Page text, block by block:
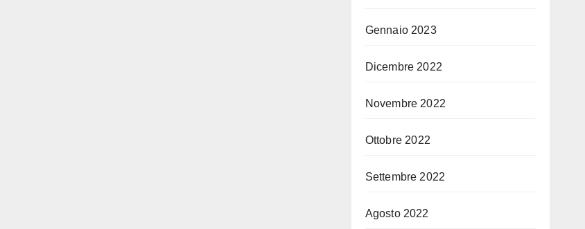
Gennaio 2023
Dicembre 2022
Novembre 2022
Ottobre 2022
Settembre 2022
Agosto 2022